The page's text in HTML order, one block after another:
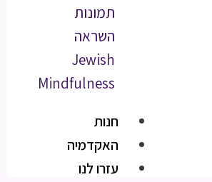
תמונות
השראה
Jewish
Mindfulness
חנות
האקדמיה
עזרו לנו